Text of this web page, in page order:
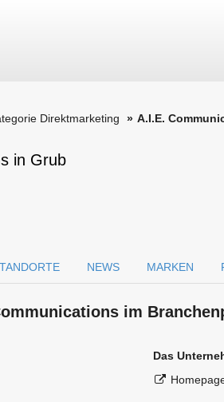
Direktmarketing A.I.E.
in Grub
NEWS MARKEN
im
Das